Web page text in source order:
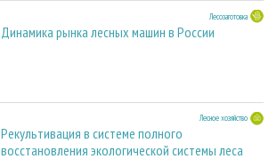
Лесозаготовка
Динамика рынка лесных машин в России
Лесное хозяйство
Рекультивация в системе полного
восстановления экологической системы леса